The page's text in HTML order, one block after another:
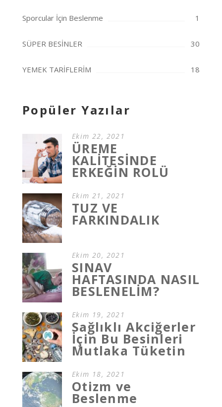
Sporcular İçin Beslenme 1
SÜPER BESİNLER 30
YEMEK TARİFLERİM 18
Popüler Yazılar
Ekim 22, 2021
ÜREME
KALİTESİNDE
ERKEĞİN ROLÜ
Ekim 21, 2021
TUZ VE
FARKINDALIK
Ekim 20, 2021
SINAV
HAFTASINDA NASIL
BESLENELİM?
Ekim 19, 2021
Sağlıklı Akciğerler
İçin Bu Besinleri
Mutlaka Tüketin
Ekim 18, 2021
Otizm ve
Beslenme